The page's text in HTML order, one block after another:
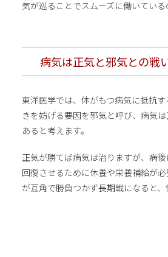
気が巡ることでスムーズに働いている
病気は正気と邪気との戦
東洋医学では、体がもつ病気に抵抗
きを妨げる要因を邪気と呼び、病気
あると考えます。
正気が勝てば病気は治りますが、病
回復させるために休養や栄養補給が
が互角で勝負つかず長期戦になると、